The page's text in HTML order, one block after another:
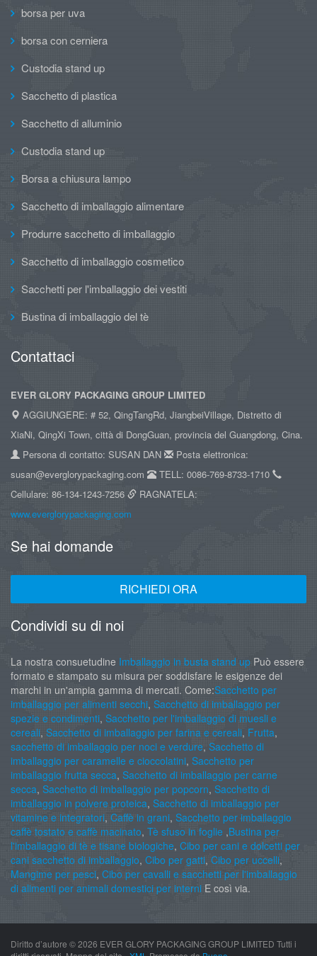
borsa per uva
borsa con cerniera
Custodia stand up
Sacchetto di plastica
Sacchetto di alluminio
Custodia stand up
Borsa a chiusura lampo
Sacchetto di imballaggio alimentare
Produrre sacchetto di imballaggio
Sacchetto di imballaggio cosmetico
Sacchetti per l'imballaggio dei vestiti
Bustina di imballaggio del tè
Contattaci
EVER GLORY PACKAGING GROUP LIMITED
AGGIUNGERE: # 52, QingTangRd, JiangbeiVillage, Distretto di
XiaNi, QingXi Town, città di DongGuan, provincia del Guangdong, Cina.
Persona di contatto: SUSAN DAN
Posta elettronica:
susan@everglorypackaging.com
TELL: 0086-769-8733-1710
Cellulare: 86-134-1243-7256
RAGNATELA:
www.everglorypackaging.com
Se hai domande
RICHIEDI ORA
Condividi su di noi
La nostra consuetudine Imballaggio in busta stand up Può essere
formato e stampato su misura per soddisfare le esigenze dei
marchi in un'ampia gamma di mercati. Come:Sacchetto per
imballaggio per alimenti secchi, Sacchetto di imballaggio per
spezie e condimenti, Sacchetto per l'imballaggio di muesli e
cereali, Sacchetto di imballaggio per farina e cereali, Frutta,
sacchetto di imballaggio per noci e verdure, Sacchetto di
imballaggio per caramelle e cioccolatini, Sacchetto per
imballaggio frutta secca, Sacchetto di imballaggio per carne
secca, Sacchetto di imballaggio per popcorn, Sacchetto di
imballaggio in polvere proteica, Sacchetto di imballaggio per
vitamine e integratori, Caffè in grani, Sacchetto per imballaggio
caffè tostato e caffè macinato, Tè sfuso in foglie ,Bustina per
l'imballaggio di tè e tisane biologiche, Cibo per cani e dolcetti per
cani sacchetto di imballaggio, Cibo per gatti, Cibo per uccelli,
Mangime per pesci, Cibo per cavalli e sacchetti per l'imballaggio
di alimenti per animali domestici per interni E così via.
Diritto d’autore ©2026 EVER GLORY PACKAGING GROUP LIMITED Tutti i